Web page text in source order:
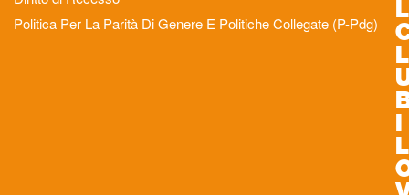
Politica Per La Parità Di Genere E Politiche Collegate (P-Pdg)
L
L
I
L